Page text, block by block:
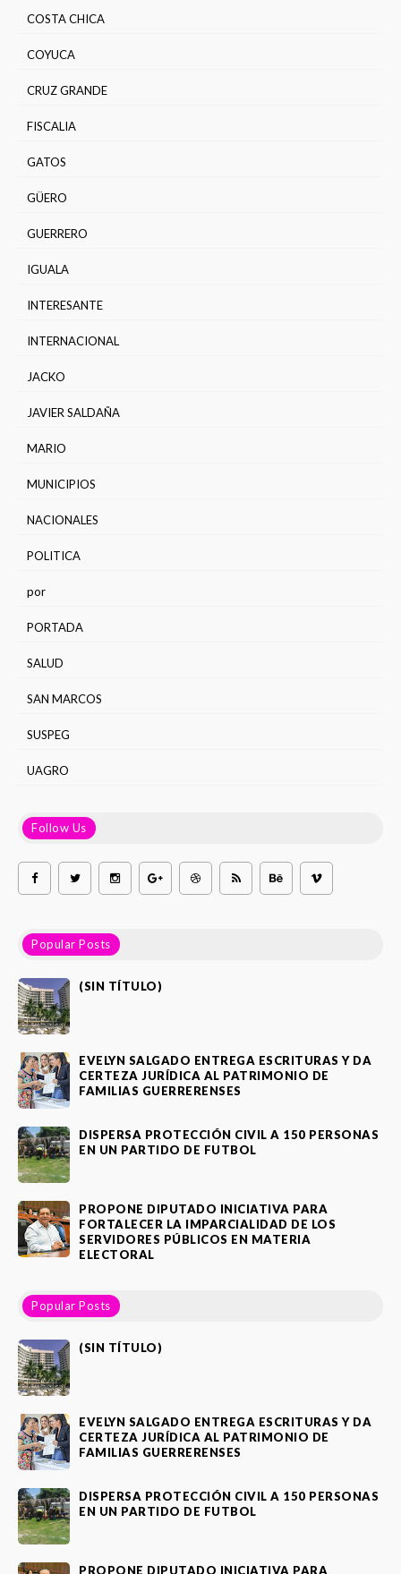
COSTA CHICA
COYUCA
CRUZ GRANDE
FISCALIA
GATOS
GÜERO
GUERRERO
IGUALA
INTERESANTE
INTERNACIONAL
JACKO
JAVIER SALDAÑA
MARIO
MUNICIPIOS
NACIONALES
POLITICA
por
PORTADA
SALUD
SAN MARCOS
SUSPEG
UAGRO
Follow Us
Popular Posts
(SIN TÍTULO)
EVELYN SALGADO ENTREGA ESCRITURAS Y DA
CERTEZA JURÍDICA AL PATRIMONIO DE
FAMILIAS GUERRERENSES
DISPERSA PROTECCIÓN CIVIL A 150 PERSONAS
EN UN PARTIDO DE FUTBOL
PROPONE DIPUTADO INICIATIVA PARA
FORTALECER LA IMPARCIALIDAD DE LOS
SERVIDORES PÚBLICOS EN MATERIA
ELECTORAL
Popular Posts
(SIN TÍTULO)
EVELYN SALGADO ENTREGA ESCRITURAS Y DA
CERTEZA JURÍDICA AL PATRIMONIO DE
FAMILIAS GUERRERENSES
DISPERSA PROTECCIÓN CIVIL A 150 PERSONAS
EN UN PARTIDO DE FUTBOL
PROPONE DIPUTADO INICIATIVA PARA